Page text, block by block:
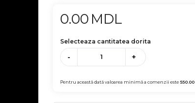
0.00 MDL
Selecteaza cantitatea dorita
- +
Pentru această dată valoarea minimă a comenzii este550.00